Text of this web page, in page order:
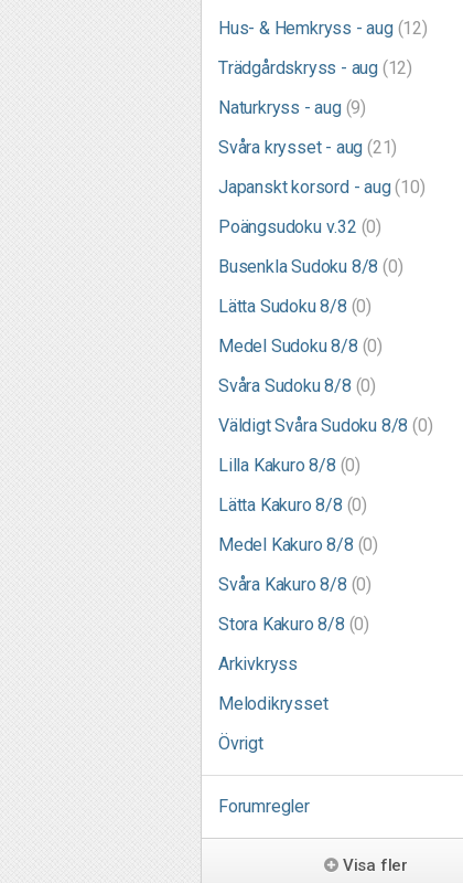
Hus- & Hemkryss - aug (12)
Trädgårdskryss - aug (12)
Naturkryss - aug (9)
Svåra krysset - aug(21)
Japanskt korsord - aug(10)
Poängsudoku v.32 (0)
Busenkla Sudoku 8/8(0)
Lätta Sudoku 8/8 (0)
Medel Sudoku 8/8 (0)
Svåra Sudoku 8/8 (0)
Väldigt Svåra Sudoku 8/8(0)
Lilla Kakuro 8/8 (0)
Lätta Kakuro 8/8 (0)
Medel Kakuro 8/8 (0)
Svåra Kakuro 8/8 (0)
Stora Kakuro 8/8 (0)
Arkivkryss
Melodikrysset
Övrigt
Forumregler
Visa fler